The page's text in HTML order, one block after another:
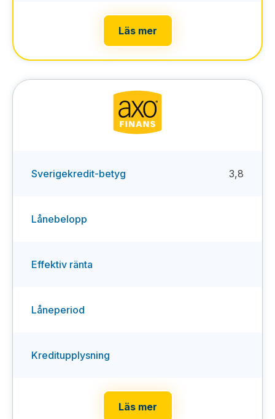
Läs mer
Sverigekredit-betyg 3,8
Lånebelopp
Effektiv ränta
Låneperiod
Kreditupplysning
Läs mer